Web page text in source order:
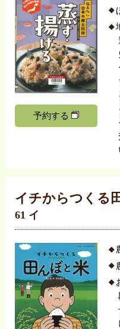
予約する
イチからつくる
61 イ